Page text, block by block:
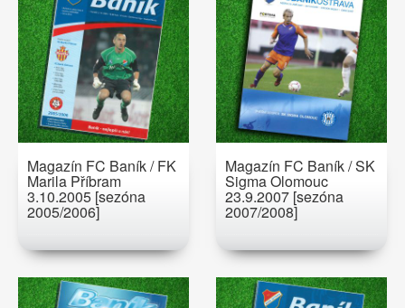
Magazín FC Baník / FK
Marila Příbram
3.10.2005 [sezóna
2005/2006]
Magazín FC Baník / SK
Sigma Olomouc
23.9.2007 [sezóna
2007/2008]